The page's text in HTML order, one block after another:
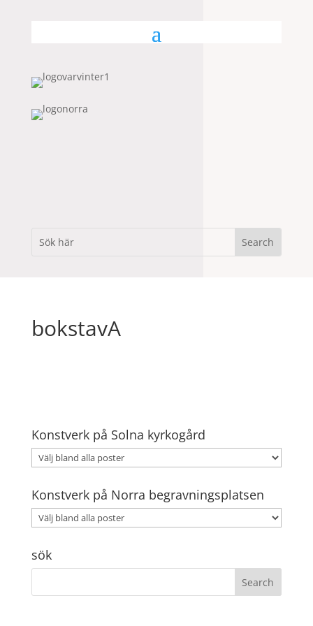
bokstavA
Konstverk på Solna kyrkogård
Konstverk på Norra begravningsplatsen
sök